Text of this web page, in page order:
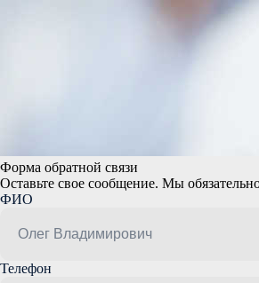
Форма обратной связи
Оставьте свое сообщение. Мы
ФИО
Телефон